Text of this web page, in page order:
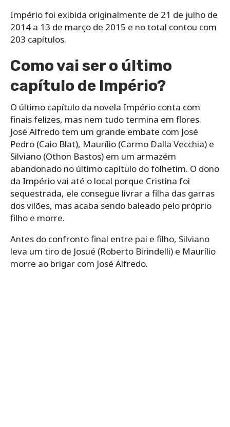
Império foi exibida originalmente de 21 de julho de
2014 a 13 de março de 2015 e no total contou com
203 capítulos.
Como vai ser o último
capítulo de Império?
O último capítulo da novela Império conta com
finais felizes, mas nem tudo termina em flores.
José Alfredo tem um grande embate com José
Pedro (Caio Blat), Maurílio (Carmo Dalla Vecchia) e
Silviano (Othon Bastos) em um armazém
abandonado no último capítulo do folhetim. O dono
da Império vai até o local porque Cristina foi
sequestrada, ele consegue livrar a filha das garras
dos vilões, mas acaba sendo baleado pelo próprio
filho e morre.
Antes do confronto final entre pai e filho, Silviano
leva um tiro de Josué (Roberto Birindelli) e Maurílio
morre ao brigar com José Alfredo.